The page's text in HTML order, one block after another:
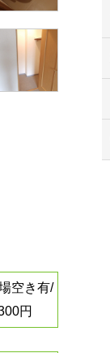
空き有/
円